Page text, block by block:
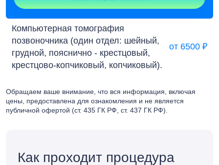
Компьютерная томография
позвоночника (один отдел: шейный,
грудной, пояснично - крестцовый,
крестцово-копчиковый, копчиковый).
от 6500 ₽
Обращаем ваше внимание, что вся информация, включая
цены, предоставлена для ознакомления и не является
публичной офертой (ст. 435 ГК РФ, cт. 437 ГК РФ).
Как проходит процедура